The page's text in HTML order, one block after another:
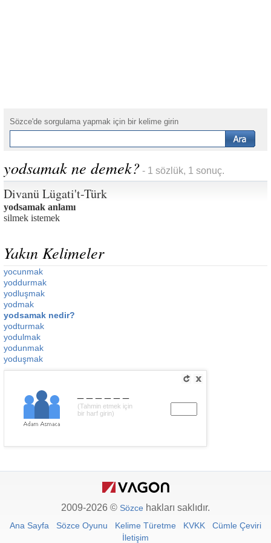
Sözce'de sorgulama yapmak için bir kelime girin
yodsamak ne demek? - 1 sözlük, 1 sonuç.
Divanü Lügati't-Türk
yodsamak anlamı
silmek istemek
Yakın Kelimeler
yocunmak
yoddurmak
yodluşmak
yodmak
yodsamak nedir?
yodturmak
yodulmak
yodunmak
yoduşmak
(Tahmin etmek için
bir harf girin)
2009-2026 © Sözce hakları saklıdır.
Ana Sayfa Sözce Oyunu Kelime Türetme KVKK
Cümle Çeviri
İletişim